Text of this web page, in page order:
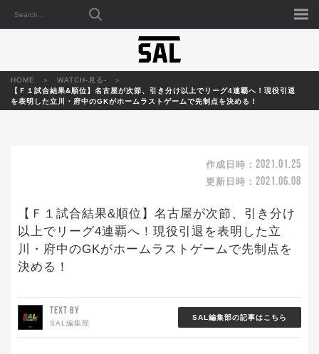
HOME
WATCH-見る-
【Ｆ１試合結果&順位】名古屋が次節、引き分け以上でリーグ4連覇へ！現役引退
を表明した立川・府中のGKがホームラストゲームで先制点を決める！
作成日時： 2021.01.25
更新日時： 2021.06.08
【Ｆ１試合結果&順位】名古屋が次節、引き分け
以上でリーグ4連覇へ！現役引退を表明した立
川・府中のGKがホームラストゲームで先制点を
決める！
TEXT BY
SAL編集部
SAL編集部の記事はこちら